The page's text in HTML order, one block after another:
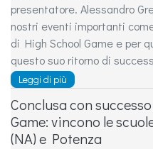
presentatore. Alessandro
nostri eventi importanti
di High School Game e per
questo suo ritorno di
Leggi di più
Conclusa con
Game: vincono le
(NA) e Potenza